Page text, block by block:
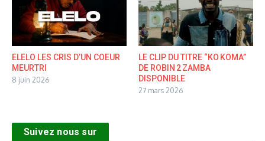
ELELO LES CRIS D’UN COEUR
MEURTRI
8 juin 2026
LE CLIP DU TITRE “KO KOMA”
DE ROBIN 2 ZAMBA
DISPONIBLE
27 mars 2026
Suivez nous sur